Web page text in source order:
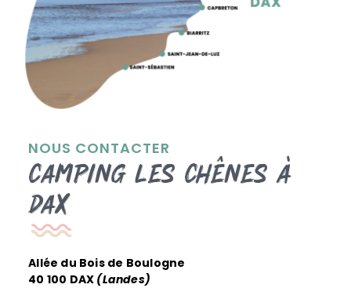
NOUS CONTACTER
Camping les Chênes à
Dax
Allée du Bois de Boulogne
40 100 DAX (Landes)